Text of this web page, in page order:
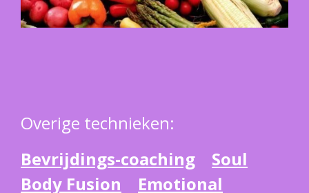
Overige technieken:
Bevrijdings-coaching
Soul
Body Fusion
Emotional